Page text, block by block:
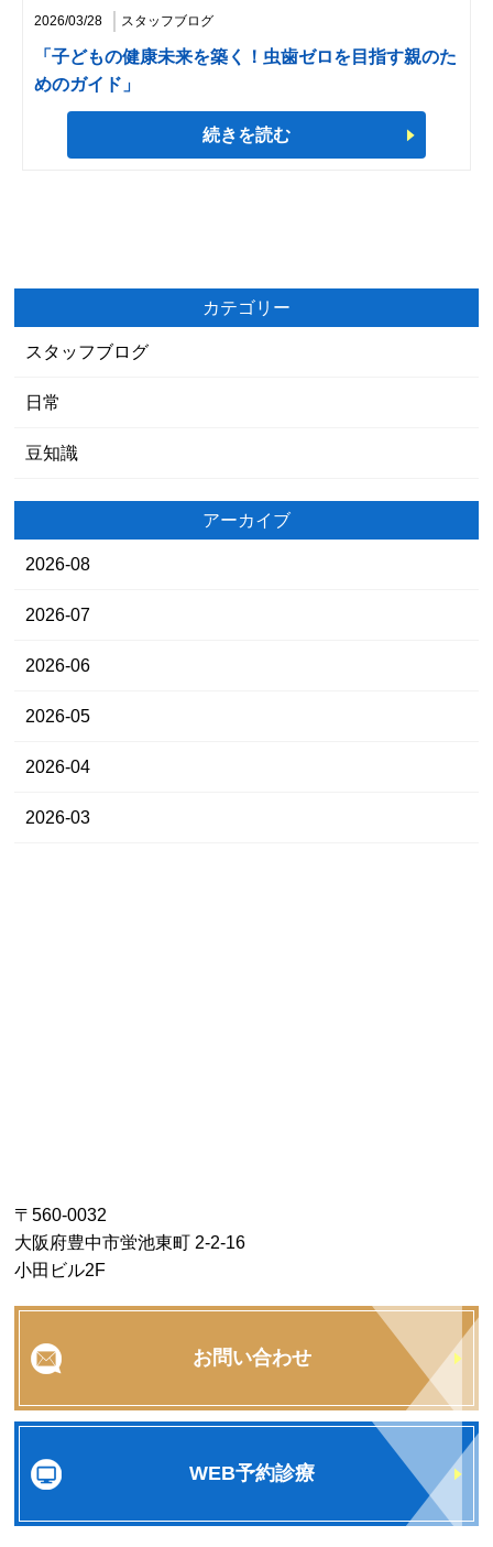
2026/03/28 スタッフブログ
「子どもの健康未来を築く！虫歯ゼロを目指す親のた
めのガイド」
続きを読む
カテゴリー
スタッフブログ
日常
豆知識
アーカイブ
2026-08
2026-07
2026-06
2026-05
2026-04
2026-03
〒560-0032
大阪府豊中市蛍池東町 2-2-16
小田ビル2F
お問い合わせ
WEB予約診療